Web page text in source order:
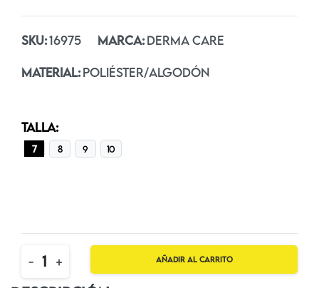
SKU:16975 MARCA: DERMA CARE
MATERIAL: POLIÉSTER/ALGODÓN
TALLA:
7 8 9 10
Quantity
- + Añadir al carrito